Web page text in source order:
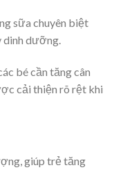
sữa chuyên biệt
dinh dưỡng.
bé cần tăng cân
cải thiện rõ rệt khi
giúp trẻ tăng